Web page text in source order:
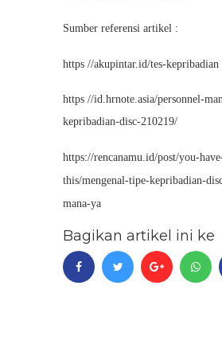
Sumber referensi artikel :
https //akupintar.id/tes-kepribadian
https //id.hrnote.asia/personnel-
kepribadian-disc-210219/
https://rencanamu.id/post/you-
this/mengenal-tipe-kepribadian-
mana-ya
Bagikan artikel ini ke